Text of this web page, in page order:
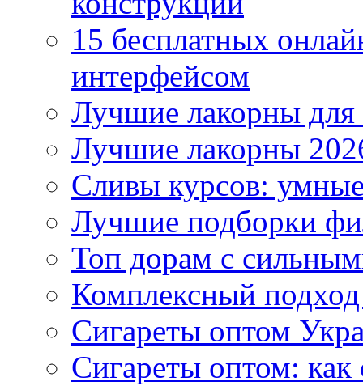
15 бесплатных
интерфейсом
Лучшие лакорны для
Лучшие лакорны
Сливы курсов:
Лучшие подборки
Топ дорам с
Комплексный
Сигареты оптом
Сигареты оптом: как